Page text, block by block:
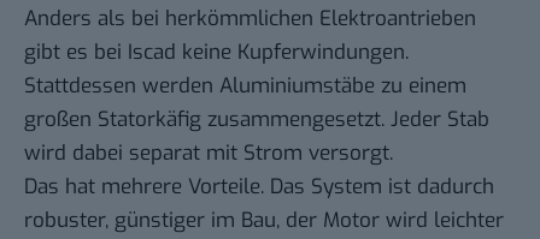
Anders als bei herkömmlichen Elektroantrieben
gibt es bei Iscad keine Kupferwindungen.
Stattdessen werden Aluminiumstäbe zu einem
großen Statorkäfig zusammengesetzt. Jeder Stab
wird dabei separat mit Strom versorgt.
Das hat mehrere Vorteile. Das System ist dadurch
robuster, günstiger im Bau, der Motor wird leichter